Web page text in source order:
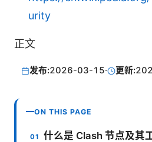
urity
正文
发布:2026-03-15· 更新:
ON THIS PAGE
什么是 Clash 节点及其